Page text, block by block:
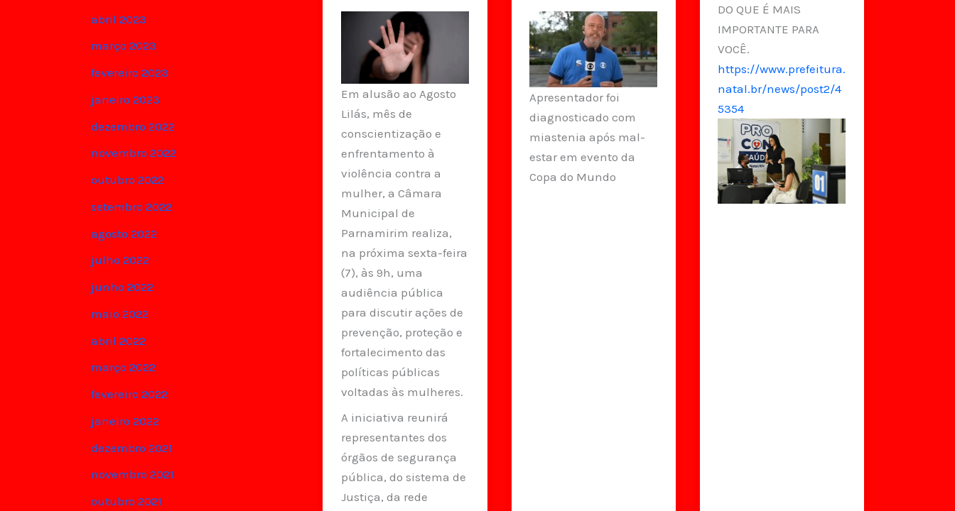
abril 2023
março 2023
fevereiro 2023
janeiro 2023
dezembro 2022
novembro 2022
outubro 2022
setembro 2022
agosto 2022
julho 2022
junho 2022
maio 2022
abril 2022
março 2022
fevereiro 2022
janeiro 2022
dezembro 2021
novembro 2021
outubro 2021
Em alusão ao Agosto
Lilás, mês de
conscientização e
enfrentamento à
violência contra a
mulher, a Câmara
Municipal de
Parnamirim realiza,
na próxima sexta-feira
(7), às 9h, uma
audiência pública
para discutir ações de
prevenção, proteção e
fortalecimento das
políticas públicas
voltadas às mulheres.
A iniciativa reunirá
representantes dos
órgãos de segurança
pública, do sistema de
Justiça, da rede
Apresentador foi
diagnosticado com
miastenia após mal-
estar em evento da
Copa do Mundo
DO QUE É MAIS
IMPORTANTE PARA
VOCÊ.
https://www.prefeitura.
natal.br/news/post2/4
5354